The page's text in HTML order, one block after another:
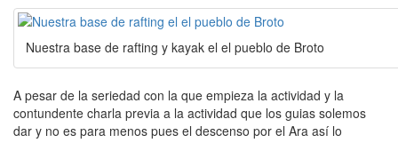
Nuestra base de rafting y kayak el el pueblo de Broto
A pesar de la seriedad con la que empieza la actividad y la
contundente charla previa a la actividad que los guias solemos
dar y no es para menos pues el descenso por el Ara así lo